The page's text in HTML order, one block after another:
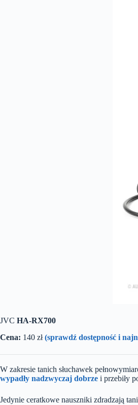
JVC HA-RX700
Cena: 140 zł(sprawdź dostępność i
W zakresie tanich słuchawek
wypadły nadzwyczaj dobrze i przebiły
Jedynie ceratkowe nauszniki zdradzają